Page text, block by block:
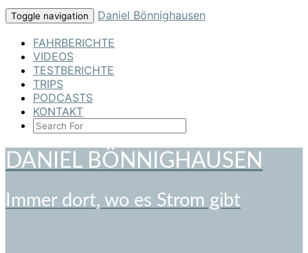
Skip
to
content
Toggle navigation
Daniel Bönnighausen
FAHRBERICHTE
VIDEOS
TESTBERICHTE
TRIPS
PODCASTS
KONTAKT
SEARCH
DANIEL BÖNNIGHAUSEN
Immer dort, wo es Strom gibt